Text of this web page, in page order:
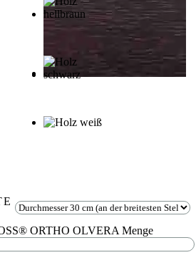
ORTHO OLVERA Menge